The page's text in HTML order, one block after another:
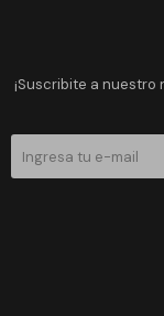
¡Suscribite a nuestro